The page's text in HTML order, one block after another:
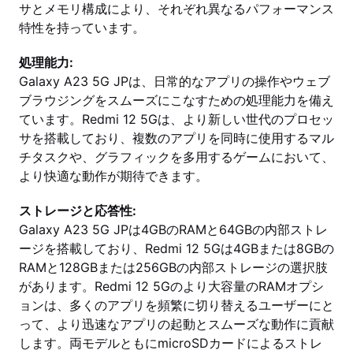
サとメモリ構成により、それぞれ異なるパフォーマンス
特性を持っています。
処理能力:
Galaxy A23 5G JPは、日常的なアプリの操作やウェブ
ブラウジングをスムーズにこなすための処理能力を備え
ています。Redmi 12 5Gは、より新しい世代のプロセッ
サを搭載しており、複数のアプリを同時に使用するマル
チタスクや、グラフィックを多用するゲームにおいて、
より快適な動作が期待できます。
ストレージと応答性:
Galaxy A23 5G JPは4GBのRAMと64GBの内部ストレ
ージを搭載しており、Redmi 12 5Gは4GBまたは8GBの
RAMと128GBまたは256GBの内部ストレージの選択肢
があります。Redmi 12 5Gのより大容量のRAMオプシ
ョンは、多くのアプリを頻繁に切り替えるユーザーにと
って、より迅速なアプリの起動とスムーズな動作に貢献
します。両モデルともにmicroSDカードによるストレ